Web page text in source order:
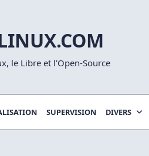
le Libre et l'Open-Source
SUPERVISION DIVERS